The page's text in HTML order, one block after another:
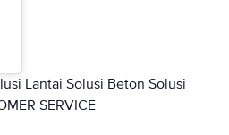
Lantai Solusi Beton Solusi
SERVICE